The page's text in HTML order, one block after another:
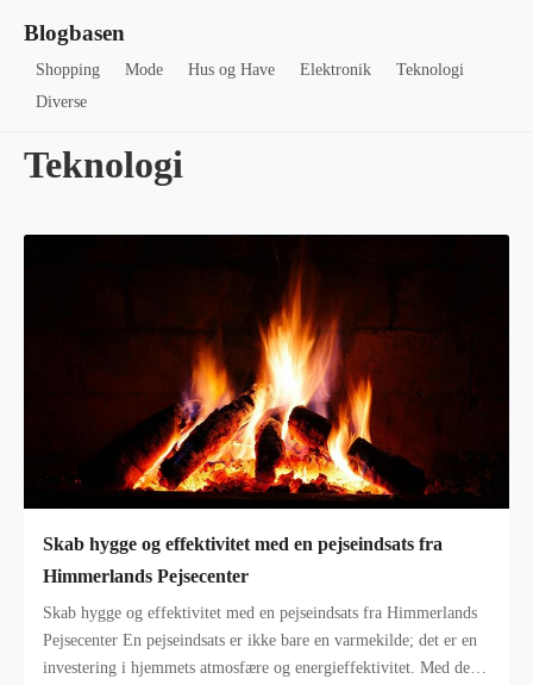
Blogbasen
Shopping Mode Hus og Have Elektronik
Teknologi
Diverse
Teknologi
Skab hygge og effektivitet med en pejseindsats fra
Himmerlands Pejsecenter
Skab hygge og effektivitet med en pejseindsats fra Himmerlands
Pejsecenter En pejseindsats er ikke bare en varmekilde; det er en
investering i hjemmets atmosfære og energieffektivitet. Med de